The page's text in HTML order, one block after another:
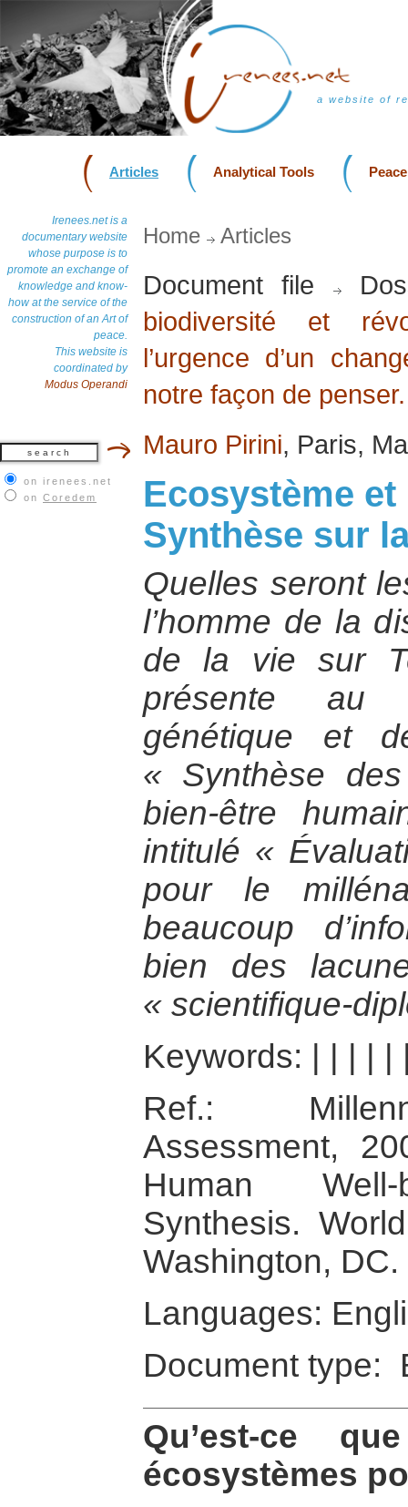
a website of
Articles Analytical Tools
Irenees.net is a
documentary website
whose purpose is to
promote an exchange of
knowledge and know-
how at the service of the
construction of an Art of
peace.
This website is
coordinated by
Modus Operandi
on irenees.net
on Coredem
Home Articles
Document file
biodiversité et
l’urgence d’un
notre façon de penser.
Mauro Pirini, Paris,
Ecosystème
Synthèse sur
Quelles seront
l’homme de la
de la vie sur
présente au
génétique et
« Synthèse
bien-être
intitulé «
pour le
beaucoup
bien des
« scientifique-
Keywords:
Ref.:
Assessment,
Human Well-
Synthesis.
Washington, DC.
Languages:
Document type:
Qu’est-ce
écosystèmes